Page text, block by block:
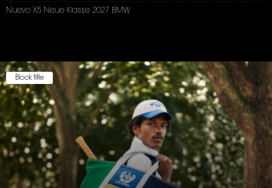
Nuevo X5 Neue Klasse 2027 BMW
Block title